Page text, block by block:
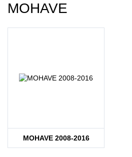
MOHAVE
MOHAVE 2008-2016